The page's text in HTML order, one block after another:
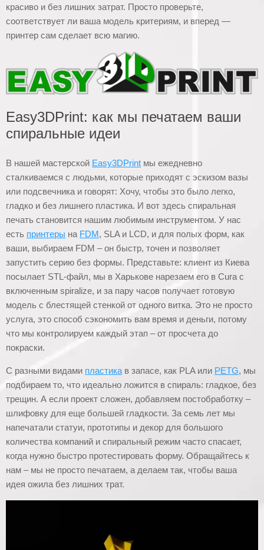
красиво и без лишних затрат. Просто проверьте,
соответствует ли ваша модель критериям, и вперед —
принтер сам сделает всю магию.
Easy3DPrint: как мы печатаем ваши
спиральные идеи
В нашей мастерской Easy3DPrint мы ежедневно
сталкиваемся с людьми, которые приходят с эскизом вазы
или подсвечника и говорят: Хочу, чтобы это было легко,
гладко и без лишнего пластика. И вот здесь спиральная
печать становится нашим любимым инструментом. У нас
есть принтеры на FDM, SLA и LCD, и для полых форм, как
ваши, выбираем FDM – он быстр, точен и позволяет
запустить серию без формы. Представьте: клиент из Киева
посылает STL-файл, мы в Харькове нарезаем его в Cura с
включенным spiralize, и за пару часов получает готовую
модель с блестящей стенкой от одного витка. Это не просто
услуга, это способ сэкономить вам время и деньги, потому
что мы контролируем каждый этап – от просчета до
покраски.
С разными видами пластика в запасе, как PLA или PETG, мы
подбираем то, что идеально ложится в спираль: гладкое, без
трещин. А если проект сложен, добавляем постобработку –
шлифовку для еще большей гладкости. За семь лет мы
напечатали статуи, прототипы и декор для большого
количества компаний и спиральный режим часто спасает,
когда нужно быстро протестировать форму. Обращайтесь к
нам – мы не просто печатаем, а делаем так, чтобы ваша
идея ожила без лишних трат.